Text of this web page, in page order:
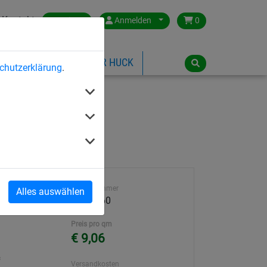
.
Alles auswählen
Kontakt Austria Anmelden 0
ÜBER HUCK
60 mm
Artikelnummer
3000-060
Preis pro qm
€ 9,06
Versandkosten